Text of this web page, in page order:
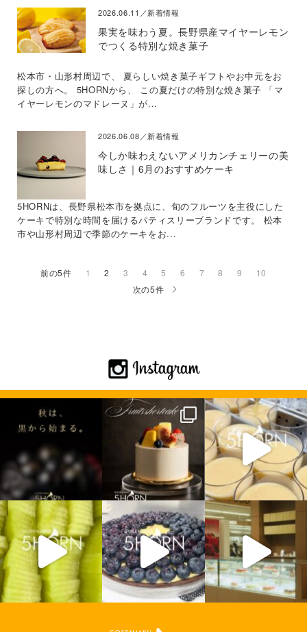
2026.06.11／新着情報
果実を味わう夏。長野県産マイヤーレモン
でつくる特別な焼き菓子
松本市・山形村周辺で、 夏らしい焼き菓子ギフトやお中元をお
探しの方へ。 5HORNから、 この夏だけの特別な焼き菓子 「マ
イヤーレモンのマドレーヌ」が...
2026.06.08／新着情報
今しか味わえないアメリカンチェリーの美
味しさ｜6月のおすすめケーキ
5HORNは、長野県松本市を拠点に、旬のフルーツを主役にした
ケーキで特別な時間を届けるパティスリーブランドです。 松本
市や山形村周辺で季節のケーキをお...
前の5件 1 2 3 4 5 6 7 8 9
10
次の5件